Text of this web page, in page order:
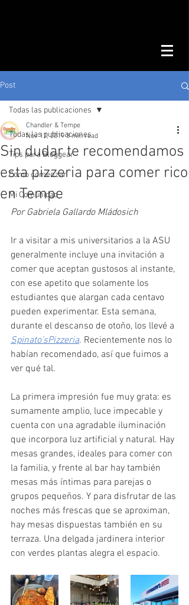
Post
Todas las publicaciones
Tips para Bloggear
Como comenzar
Mi Comunidad
Todas las publicaciones
Sin dudar te recomendamos
esta pizzeria para comer rico
en Tempe
Chandler & Tempe
Nov 12, 2019 3 min read
Por Gabriela Gallardo Mládosich
Ir a visitar a mis universitarios a la ASU
generalmente incluye una invitación a
comer que aceptan gustosos al instante,
con ese apetito que solamente los
estudiantes que alargan cada centavo
pueden experimentar. Esta semana,
durante el descanso de otoño, los llevé a
Spinato’sPizzeria. Recientemente nos lo
habían recomendado, así que fuimos a
ver qué tal.
La primera impresión fue muy grata: es
sumamente amplio, luce impecable y
cuenta con una agradable iluminación
que incorpora luz artificial y natural. Hay
mesas grandes, ideales para comer con
la familia, y frente al bar hay también
mesas más íntimas para parejas o
grupos pequeños. Y para disfrutar de las
noches más frescas que se aproximan,
hay mesas dispuestas también en su
terraza. Una delgada jardinera interior
con verdes plantas alegra el espacio.